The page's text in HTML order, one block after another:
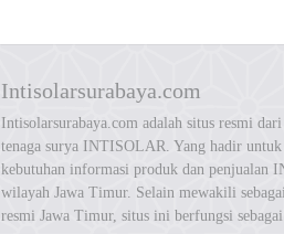
Intisolarsurabaya.com
Intisolarsurabaya.com adalah situs resmi
tenaga surya INTISOLAR. Yang hadir untuk
kebutuhan informasi produk dan penjualan
wilayah Jawa Timur. Selain mewakili
resmi Jawa Timur, situs ini berfungsi sebagai